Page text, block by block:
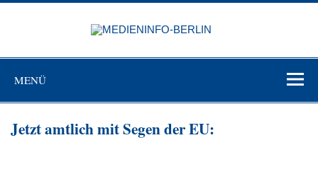
Zum
MENÜ
Jetzt amtlich mit Segen der EU: